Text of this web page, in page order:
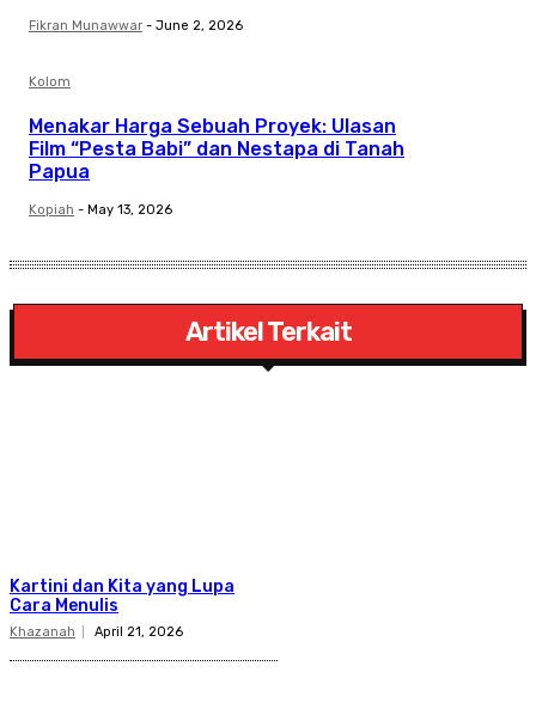
Fikran Munawwar - June 2, 2026
Kolom
Menakar Harga Sebuah Proyek: Ulasan
Film “Pesta Babi” dan Nestapa di Tanah
Papua
Kopiah - May 13, 2026
Artikel Terkait
Kartini dan Kita yang Lupa
Cara Menulis
Khazanah April 21, 2026